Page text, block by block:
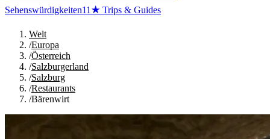
Sehenswürdigkeiten11 ★ Trips & Guides
Welt
/Europa
/Österreich
/Salzburgerland
/Salzburg
/Restaurants
/Bärenwirt